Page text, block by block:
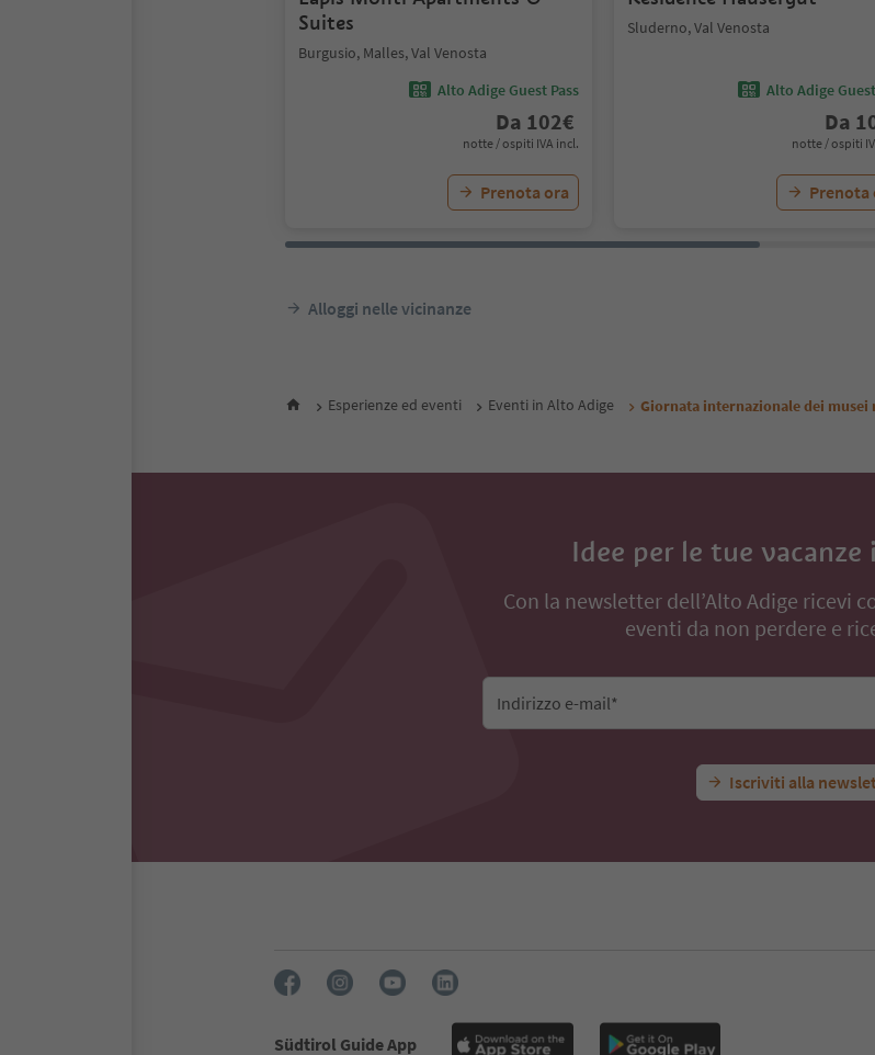
Suites
Burgusio, Malles, Val Venosta
Alto Adige Guest Pass
Da 102€
notte / ospiti IVA incl.
Prenota ora
Sluderno, Val Venosta
Alto Adige
Da
notte / ospiti
Prenota
Alloggi nelle vicinanze
Esperienze ed eventi Eventi in Alto Adige Giornata internazionale dei musei
Idee per le tue
Con la newsletter dell’Alto Adige ricevi
eventi da non perdere e
Indirizzo e-mail*
Iscriviti alla
Südtirol Guide App